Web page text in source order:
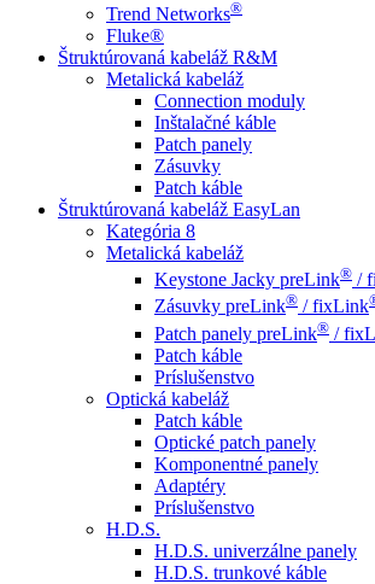
Trend Networks®
Fluke®
Štruktúrovaná kabeláž R&M
Metalická kabeláž
Connection moduly
Inštalačné káble
Patch panely
Zásuvky
Patch káble
Štruktúrovaná kabeláž EasyLan
Kategória 8
Metalická kabeláž
Keystone Jacky preLink® /
Zásuvky preLink® / fixLink
Patch panely preLink® /
Patch káble
Príslušenstvo
Optická kabeláž
Patch káble
Optické patch panely
Komponentné panely
Adaptéry
Príslušenstvo
H.D.S.
H.D.S. univerzálne panely
H.D.S. trunkové káble